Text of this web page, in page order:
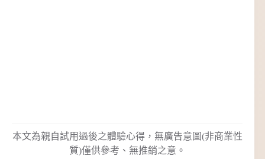
本文為親自試用過後之體驗心得，無廣告意圖(非商業性
質)僅供參考、無推銷之意。